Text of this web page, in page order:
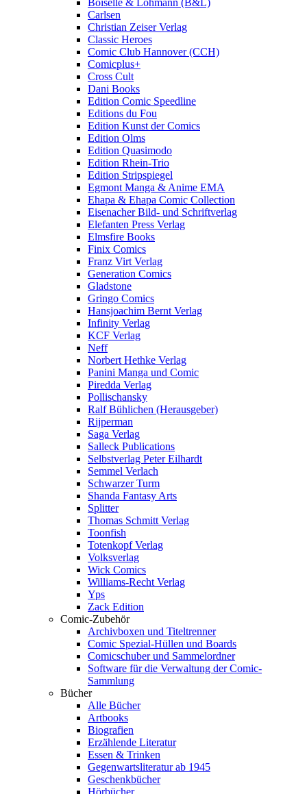
Boiselle & Löhmann (B&L)
Carlsen
Christian Zeiser Verlag
Classic Heroes
Comic Club Hannover (CCH)
Comicplus+
Cross Cult
Dani Books
Edition Comic Speedline
Editions du Fou
Edition Kunst der Comics
Edition Olms
Edition Quasimodo
Edition Rhein-Trio
Edition Stripspiegel
Egmont Manga & Anime EMA
Ehapa & Ehapa Comic Collection
Eisenacher Bild- und Schriftverlag
Elefanten Press Verlag
Elmsfire Books
Finix Comics
Franz Virt Verlag
Generation Comics
Gladstone
Gringo Comics
Hansjoachim Bernt Verlag
Infinity Verlag
KCF Verlag
Neff
Norbert Hethke Verlag
Panini Manga und Comic
Piredda Verlag
Pollischansky
Ralf Bühlichen (Herausgeber)
Rijperman
Saga Verlag
Salleck Publications
Selbstverlag Peter Eilhardt
Semmel Verlach
Schwarzer Turm
Shanda Fantasy Arts
Splitter
Thomas Schmitt Verlag
Toonfish
Totenkopf Verlag
Volksverlag
Wick Comics
Williams-Recht Verlag
Yps
Zack Edition
Comic-Zubehör
Archivboxen und Titeltrenner
Comic Spezial-Hüllen und Boards
Comicschuber und Sammelordner
Software für die Verwaltung der Comic-
Sammlung
Bücher
Alle Bücher
Artbooks
Biografien
Erzählende Literatur
Essen & Trinken
Gegenwartsliteratur ab 1945
Geschenkbücher
Hörbücher